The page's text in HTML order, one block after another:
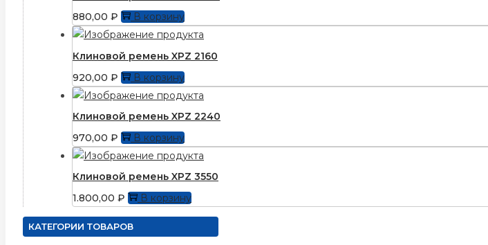
880,00 ₽ В корзину
Клиновой ремень XPZ 2160
920,00 ₽ В корзину
Клиновой ремень XPZ 2240
970,00 ₽ В корзину
Клиновой ремень XPZ 3550
1.800,00 ₽ В корзину
КАТЕГОРИИ ТОВАРОВ